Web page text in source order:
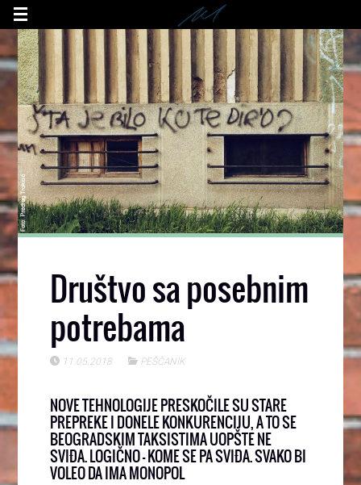
Društvo sa posebnim
potrebama
11.05.2018 PEŠČANIK
NOVE TEHNOLOGIJE PRESKOČILE SU STARE
PREPREKE I DONELE KONKURENCIJU, A TO SE
BEOGRADSKIM TAKSISTIMA UOPŠTE NE
SVIĐA. LOGIČNO – KOME SE PA SVIĐA. SVAKO BI
VOLEO DA IMA MONOPOL